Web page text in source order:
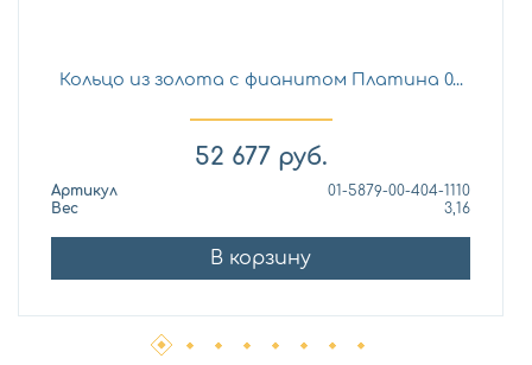
Кольцо из золота с фианитом Платина 0...
52 677 руб.
Артикул
01-5879-00-404-1110
Вес
3,16
В корзину